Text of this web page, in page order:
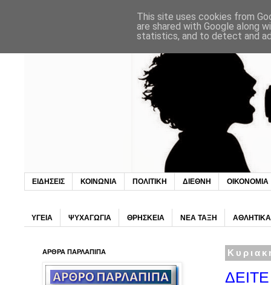
ΕΙΔΗΣΕΙΣ ΚΟΙΝΩΝΙΑ ΠΟΛΙΤΙΚΗ ΔΙΕΘΝΗ ΟΙΚΟΝΟΜΙΑ
ΥΓΕΙΑ ΨΥΧΑΓΩΓΙΑ ΘΡΗΣΚΕΙΑ ΝΕΑ ΤΑΞΗ ΑΘΛΗΤΙΚΑ
ΑΡΘΡΑ ΠΑΡΛΑΠΙΠΑ
This site uses cookies from
are shared with Google along
statistics, and to detect and